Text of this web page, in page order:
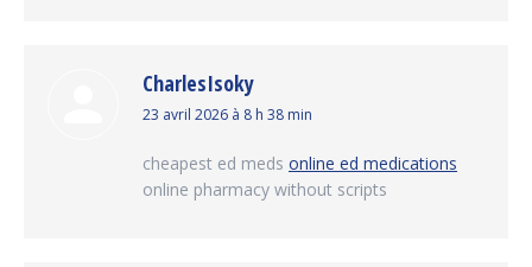
CharlesIsoky
dit
23 avril 2026 à 8 h 38 min
cheapest ed meds online ed medications
online pharmacy without scripts